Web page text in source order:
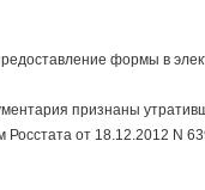
формы в
признаны
от 18.12.2012 N